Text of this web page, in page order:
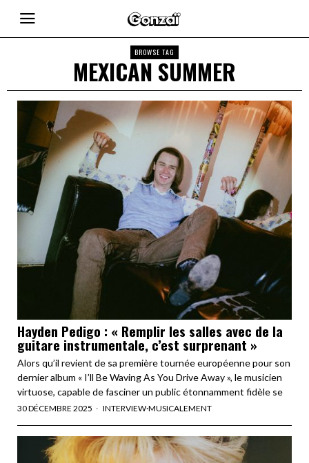
BROWSE TAG
MEXICAN SUMMER
Hayden Pedigo : « Remplir les salles avec de la
guitare instrumentale, c’est surprenant »
Alors qu’il revient de sa première tournée européenne pour son
dernier album « I’ll Be Waving As You Drive Away », le musicien
virtuose, capable de fasciner un public étonnamment fidèle se
30 DÉCEMBRE 2025 INTERVIEW·MUSICALEMENT